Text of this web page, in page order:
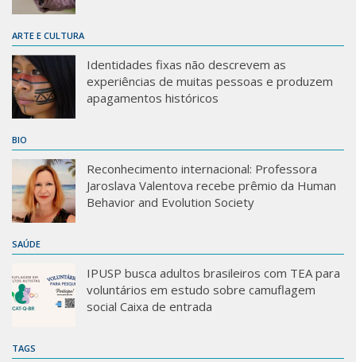
ARTE E CULTURA
Identidades fixas não descrevem as
experiências de muitas pessoas e produzem
apagamentos históricos
BIO
Reconhecimento internacional: Professora
Jaroslava Valentova recebe prêmio da Human
Behavior and Evolution Society
SAÚDE
IPUSP busca adultos brasileiros com TEA para
voluntários em estudo sobre camuflagem
social Caixa de entrada
TAGS